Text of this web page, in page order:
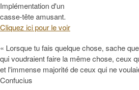
Implémentation d'un
casse-tête amusant.
Cliquez ici pour le voir
« Lorsque tu fais quelque chose, sache
qui voudraient faire la même chose, ceux
et l'immense majorité de ceux qui ne
Confucius